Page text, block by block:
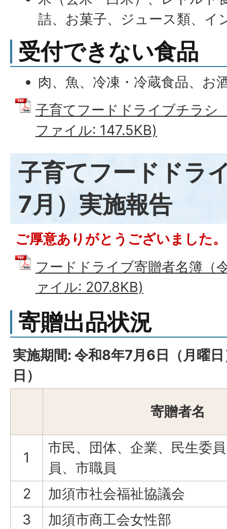
詰、お菓子、ジュース類、イ
受付できない食品
肉、魚、冷凍・冷蔵食品、お
子育てフードドライブチラシ
ファイル: 147.5KB)
子育てフードドラ
7月）実施報告
ご厚意ありがとうございました。
フードドライブ寄贈者名簿（
ァイル: 207.8KB)
寄贈出品状況
実施期間: 令和8年7月6日（月曜
日）
寄贈者名
1
市民、団体、企業、民生委
員、市職員
2
加須市社会福祉協議会
3
加須市商工会女性部